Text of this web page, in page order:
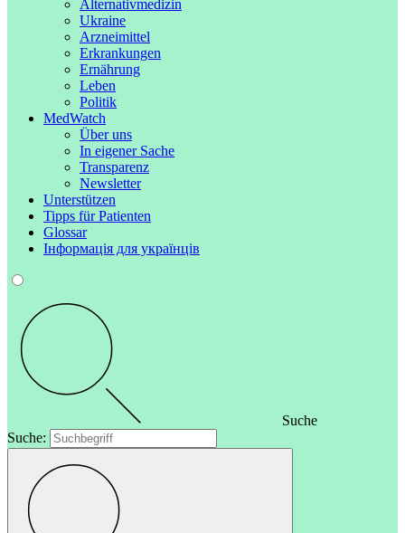
Alternativmedizin
Ukraine
Arzneimittel
Erkrankungen
Ernährung
Leben
Politik
MedWatch
Über uns
In eigener Sache
Transparenz
Newsletter
Unterstützen
Tipps für Patienten
Glossar
Інформація для українців
Suche
Suche: